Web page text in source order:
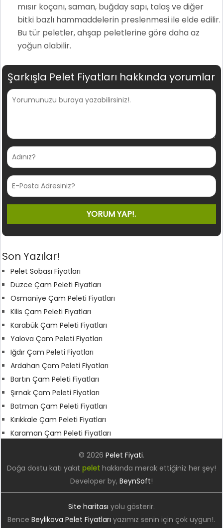
mısır koçanı, saman, buğday sapı, talaş ve diğer
bitki bazlı hammaddelerin preslenmesi ile elde edilir.
Bu tür peletler, ahşap peletlerine göre daha az
yoğun olabilir.
Şarkışla Pelet Fiyatları hakkında yorumlar
Son Yazılar!
Pelet Sobası Fiyatları
Düzce Çam Peleti Fiyatları
Osmaniye Çam Peleti Fiyatları
Kilis Çam Peleti Fiyatları
Karabük Çam Peleti Fiyatları
Yalova Çam Peleti Fiyatları
Iğdır Çam Peleti Fiyatları
Ardahan Çam Peleti Fiyatları
Bartın Çam Peleti Fiyatları
Şırnak Çam Peleti Fiyatları
Batman Çam Peleti Fiyatları
Kırıkkale Çam Peleti Fiyatları
Karaman Çam Peleti Fiyatları
© 2026 Pelet Fiyati.
Doğa dostu katı yakıt pelethakkında merak ettiğiniz her şey!
Developer by, BeynSoft!
Site haritası yolu gösterir.
BenceBeylikova Pelet Fiyatları yazımız senin için çok uygun!.